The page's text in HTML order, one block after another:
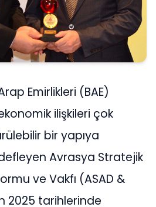
Emirlikleri (BAE)
ilişkileri çok
bir yapıya
Avrasya Stratejik
ve Vakfı (ASAD &
2025 tarihlerinde